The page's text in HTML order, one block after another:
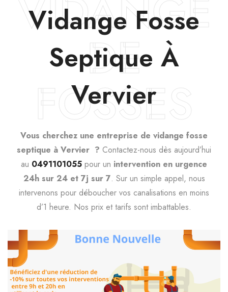
DE
FOSSES
Vidange Fosse
Septique À
Vervier
Vous cherchez une entreprise de vidange fosse
septique à Vervier ? Contactez-nous dès aujourd’hui
au 0491101055 pour un intervention en urgence
24h sur 24 et 7j sur 7. Sur un simple appel, nous
intervenons pour déboucher vos canalisations en moins
d’1 heure. Nos prix et tarifs sont imbattables.